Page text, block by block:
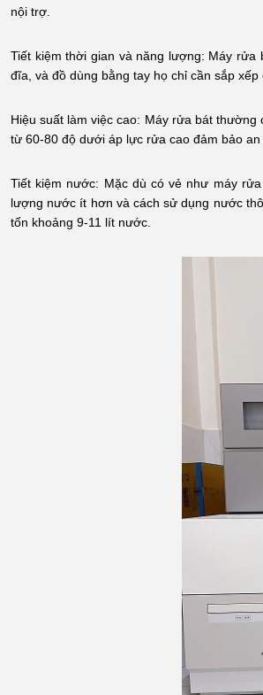
nội trợ.
Tiết kiệm thời gian và năng lượng: Máy
đĩa, và đồ dùng bằng tay họ chỉ cần sắp
Hiệu suất làm việc cao: Máy rửa bát
từ 60-80 độ dưới áp lực rửa cao đảm bảo an
Tiết kiệm nước: Mặc dù có vẻ như máy
lượng nước ít hơn và cách sử dụng nước
tốn khoảng 9-11 lít nước.